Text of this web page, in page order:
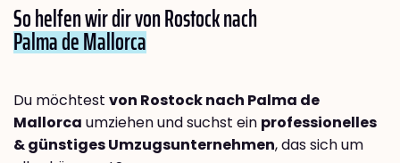
So helfen wir dir von Rostock nach
Palma de Mallorca
Du möchtest von Rostock nach Palma de
Mallorca umziehen und suchst ein professionelles
& günstiges Umzugsunternehmen, das sich um